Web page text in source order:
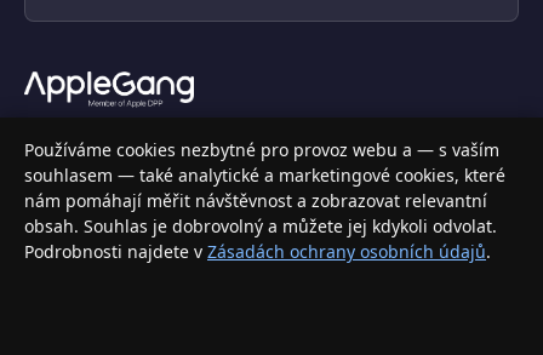
Váš specializovaný obchod s Apple produkty, příslušenstvím a
elektronikou. Nakupujte bezpečně a s jistotou.
INFORMACE
Doprava a doručení
Používáme cookies nezbytné pro provoz webu a — s vaším
souhlasem — také analytické a marketingové cookies, které
nám pomáhají měřit návštěvnost a zobrazovat relevantní
obsah. Souhlas je dobrovolný a můžete jej kdykoli odvolat.
Podrobnosti najdete v Zásadách ochrany osobních údajů.